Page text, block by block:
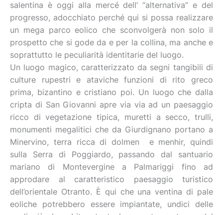
salentina è oggi alla mercé dell’ “alternativa” e del
progresso, adocchiato perché qui si possa realizzare
un mega parco eolico che sconvolgerà non solo il
prospetto che si gode da e per la collina, ma anche e
soprattutto le peculiarità identitarie del luogo.
Un luogo magico, caratterizzato da segni tangibili di
culture rupestri e ataviche funzioni di rito greco
prima, bizantino e cristiano poi. Un luogo che dalla
cripta di San Giovanni apre via via ad un paesaggio
ricco di vegetazione tipica, muretti a secco, trulli,
monumenti megalitici che da Giurdignano portano a
Minervino, terra ricca di dolmen e menhir, quindi
sulla Serra di Poggiardo, passando dal santuario
mariano di Montevergine a Palmariggi fino ad
approdare al caratteristico paesaggio turistico
dell’orientale Otranto. È qui che una ventina di pale
eoliche potrebbero essere impiantate, undici delle